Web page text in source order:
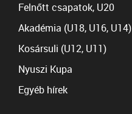
Felnőtt csapatok, U20
Akadémia (U18, U16, U14)
Kosársuli (U12, U11)
Nyuszi Kupa
Egyéb hírek